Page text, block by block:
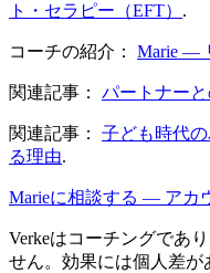
ト・セラピー（EFT） .
コーチの紹介： Marie —
関連記事： パートナー
関連記事：
子ども時代
る理由.
Marieに相談する — アカ
Verkeはコーチングであ
せん。効果には個人差